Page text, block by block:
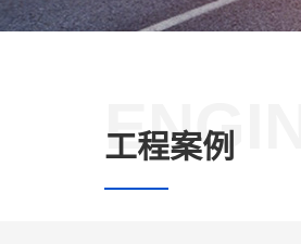
工程案例